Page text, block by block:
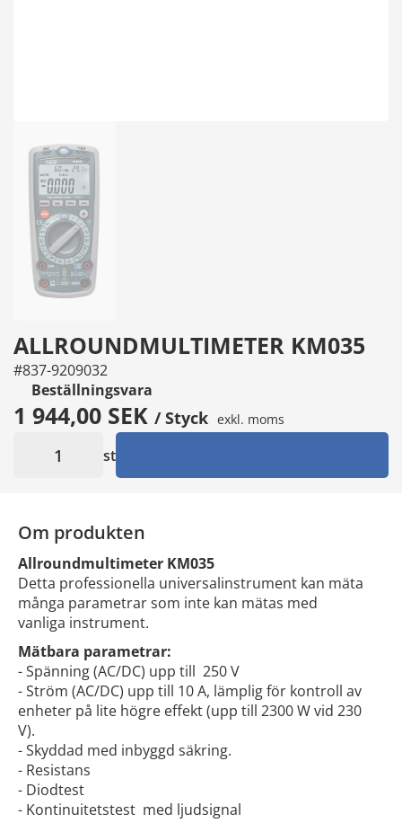
ALLROUNDMULTIMETER KM035
#837-9209032
Beställningsvara
1 944,00 SEK / Styck exkl. moms
st
Om produkten
Allroundmultimeter KM035
Detta professionella universalinstrument kan mäta
många parametrar som inte kan mätas med
vanliga instrument.
Mätbara parametrar:
- Spänning (AC/DC) upp till 250 V
- Ström (AC/DC) upp till 10 A, lämplig för kontroll av
enheter på lite högre effekt (upp till 2300 W vid 230
V).
- Skyddad med inbyggd säkring.
- Resistans
- Diodtest
- Kontinuitetstest med ljudsignal